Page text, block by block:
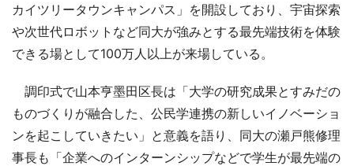
カイツリータウンキャンパス」を開設しており、宇宙探索
や次世代ロボットなど同大が強みとする最先端技術を体験
できる場として100万人以上が来場している。
調印式で山本亨墨田区長は「大学の研究成果とすみだの
ものづくりが融合した、公民学連携の新しいイノベーショ
ンを起こしていきたい」と意義を語り、同大の瀬戸熊修理
事長も「企業へのインターンシップなどで学生が最先端の